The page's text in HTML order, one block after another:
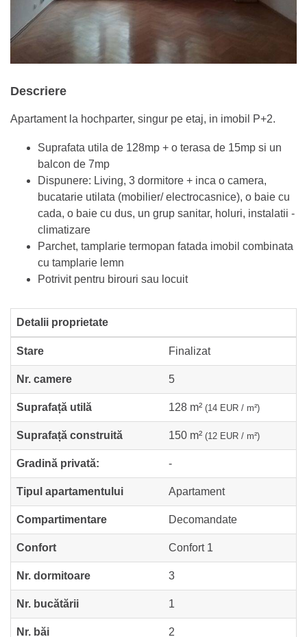
Descriere
Apartament la hochparter, singur pe etaj, in imobil P+2.
Suprafata utila de 128mp + o terasa de 15mp si un
balcon de 7mp
Dispunere: Living, 3 dormitore + inca o camera,
bucatarie utilata (mobilier/ electrocasnice), o baie cu
cada, o baie cu dus, un grup sanitar, holuri, instalatii -
climatizare
Parchet, tamplarie termopan fatada imobil combinata
cu tamplarie lemn
Potrivit pentru birouri sau locuit
Detalii proprietate
Stare Finalizat
Nr. camere 5
Suprafață utilă 128 m² (14 EUR / m²)
Suprafață construită 150 m² (12 EUR / m²)
Gradină privată: -
Tipul apartamentului Apartament
Compartimentare Decomandate
Confort Confort 1
Nr. dormitoare 3
Nr. bucătării 1
Nr. băi 2